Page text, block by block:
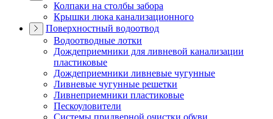
Колпаки на столбы забора
Крышки люка канализационного
Поверхностный водоотвод
Водоотводные лотки
Дождеприемники для ливневой канализации
пластиковые
Дождеприемники ливневые чугунные
Ливневые чугунные решетки
Ливнеприемники пластиковые
Пескоуловители
Системы придверной очистки обуви